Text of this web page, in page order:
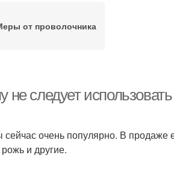
от проволочника
следует
очень популярно. В продаже
и другие.